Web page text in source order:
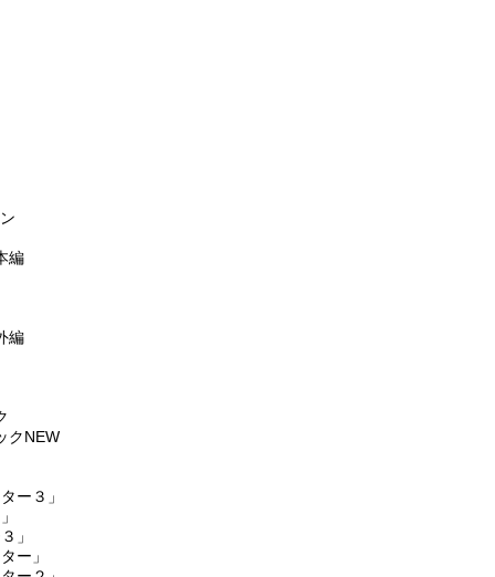
編
編
クNEW
ー３」
」
ー」